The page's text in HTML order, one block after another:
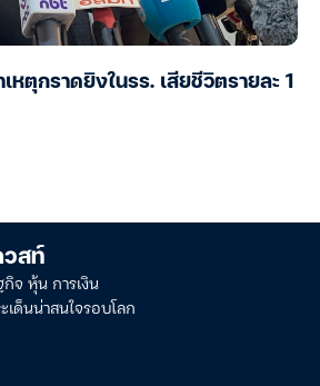
เหตุกราดยิงในรร. เสียชีวิตรายละ 1
วสท์
จ หุ้น การเงิน
ด็นน่าสนใจรอบโลก